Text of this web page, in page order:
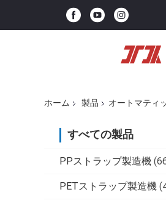
ホーム 製品 オートマティ
すべての製品
PPストラップ製造機
PETストラップ製造機